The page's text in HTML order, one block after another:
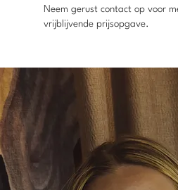
Neem gerust contact op voor
vrijblijvende prijsopgave.